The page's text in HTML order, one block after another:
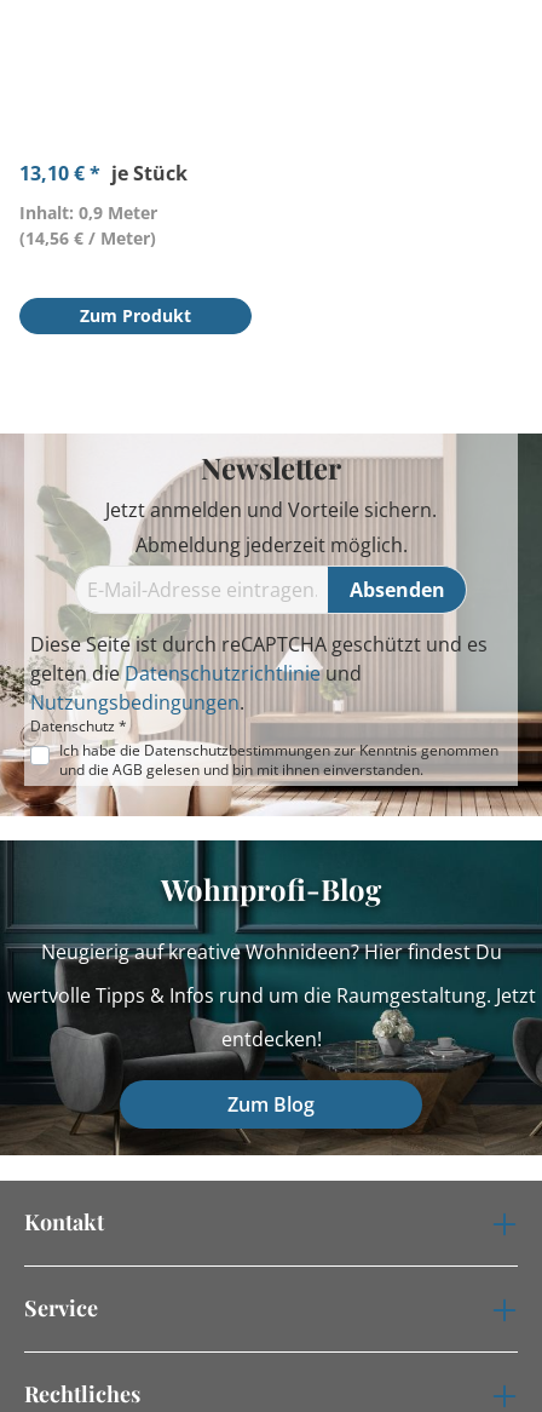
13,10 € * je Stück
Inhalt: 0,9 Meter
(14,56 € / Meter)
Zum Produkt
Newsletter
Jetzt anmelden und Vorteile sichern.
Abmeldung jederzeit möglich.
Absenden
Diese Seite ist durch reCAPTCHA geschützt und es
gelten dieDatenschutzrichtlinieund
Nutzungsbedingungen.
Datenschutz *
Ich habe die Datenschutzbestimmungenzur Kenntnis genommen
und die AGB gelesen und bin mit ihnen einverstanden.
Wohnprofi-Blog
Neugierig auf kreative Wohnideen? Hier findest Du
wertvolle Tipps & Infos rund um die Raumgestaltung. Jetzt
entdecken!
Zum Blog
Kontakt
Service
Rechtliches